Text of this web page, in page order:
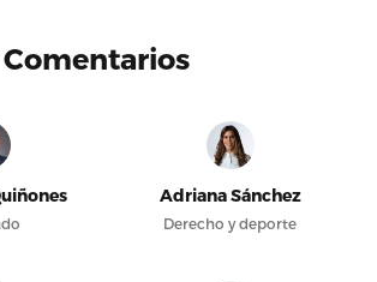
Adriana Sánchez
Derecho y deporte